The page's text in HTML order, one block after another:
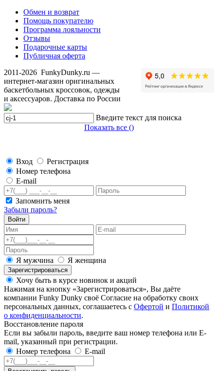
Обмен и возврат
Помощь покупателю
Программа лояльности
Отзывы
Подарочные карты
Публичная оферта
2011-2026 FunkyDunky.ru —
интернет-магазин оригинальных
баскетбольных кроссовок, одежды
и аксессуаров. Доставка по России
Введите текст для поиска
Показать все ()
Вход
Регистрация
Номер телефона
E-mail
Запомнить меня
Забыли пароль?
Войти
Я мужчина Я женщина
Зарегистрироваться
Хочу быть в курсе новинок и акций
Нажимая на кнопку «Зарегистрироваться», Вы даёте
компании Funky Dunky своё Согласие на обработку своих
персональных данных, соглашаетесь с Офертой и Политикой
о конфиденциальности.
Восстановление пароля
Если вы забыли пароль, введите ваш номер телефона или E-
mail, указанный при регистрации.
Номер телефона
E-mail